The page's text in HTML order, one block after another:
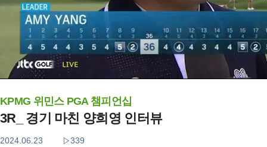
KPMG 위민스 PGA 챔피언십
3R_ 경기 마친 양희영 인터뷰
2024.06.23 339